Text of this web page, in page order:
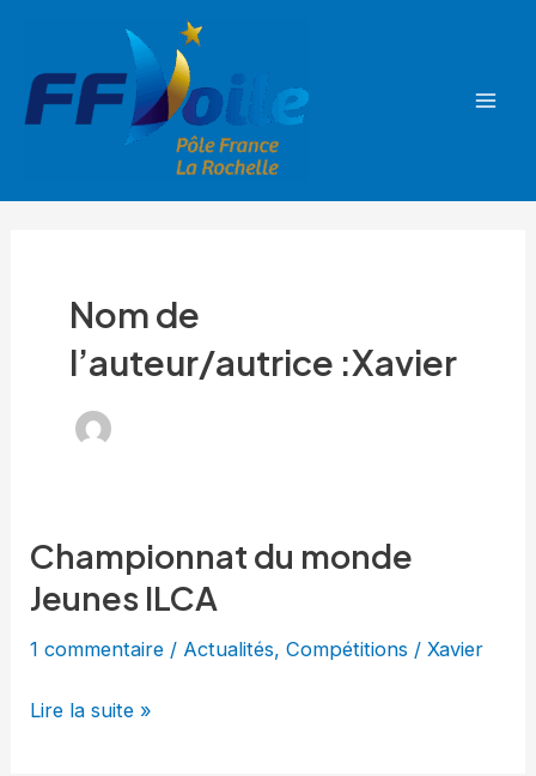
contenu
Nom de
l’auteur/autrice :Xavier
Championnat du monde
Jeunes ILCA
1 commentaire / Actualités,Compétitions /Xavier
Championnat
du
Jeunes
Lire la suite »